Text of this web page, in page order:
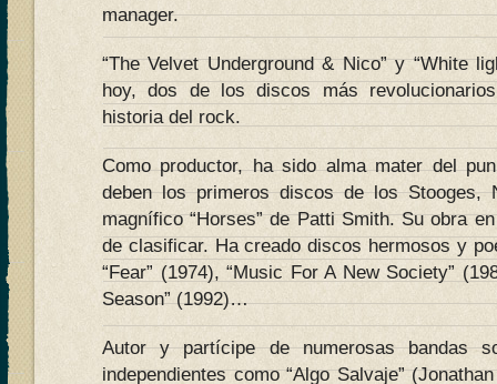
manager.
“The Velvet Underground & Nico” y “White
hoy, dos de los discos más
historia del rock.
Como productor, ha sido alma mater del
deben los primeros discos de los Stooges,
magnífico “Horses” de Patti Smith. Su obra
de clasificar. Ha creado discos hermosos y
“Fear” (1974), “Music For A New Society”
Season” (1992)…
Autor y partícipe de numerosas bandas
independientes como “Algo Salvaje”